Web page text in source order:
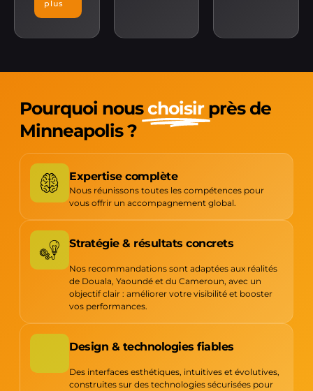
plus
Pourquoi nouschoisir près de
Minneapolis ?
Expertise complète
Nous réunissons toutes les compétences pour
vous offrir un accompagnement global.
Stratégie & résultats concrets
Nos recommandations sont adaptées aux réalités
de Douala, Yaoundé et du Cameroun, avec un
objectif clair : améliorer votre visibilité et booster
vos performances.
Design & technologies fiables
Des interfaces esthétiques, intuitives et évolutives,
construites sur des technologies sécurisées pour